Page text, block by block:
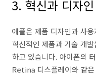
3. 혁신과 디자인
애플은 제품 디자인과 사
혁신적인 제품과 기술 개
하고 있습니다. 아이폰의
Retina 디스플레이와 같